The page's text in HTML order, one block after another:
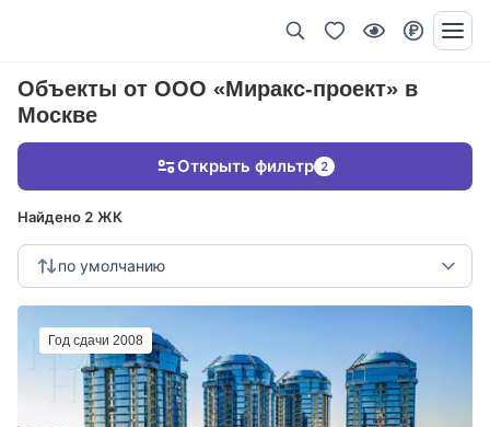
Объекты от ООО «Миракс-проект» в
Москве
Найдено 2 ЖК
по умолчанию
Открыть фильтр 2
Год сдачи 2008